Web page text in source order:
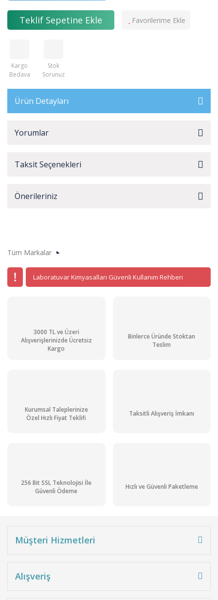
Teklif Sepetine Ekle
Kargo
Bedava
Stok
Sorunuz
Ürün Detayları
Yorumlar
Taksit Seçenekleri
Önerileriniz
Tüm Markalar
Laboratuvar Kimyasalları Güvenli Kullanım Rehberi
3000 TL ve Üzeri
Alışverişlerinizde Ücretsiz
Kargo
Binlerce Üründe Stoktan
Teslim
Kurumsal Taleplerinize
Özel Hızlı Fiyat Teklifi
Taksitli Alışveriş İmkanı
256 Bit SSL Teknolojisi İle
Güvenli Ödeme
Hızlı ve Güvenli Paketleme
Müşteri Hizmetleri
Alışveriş